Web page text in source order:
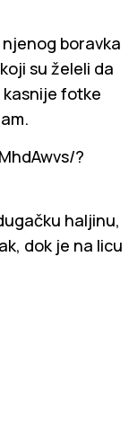
boravka
su želeli da
kasnije fotke
?
haljinu,
dok je na licu